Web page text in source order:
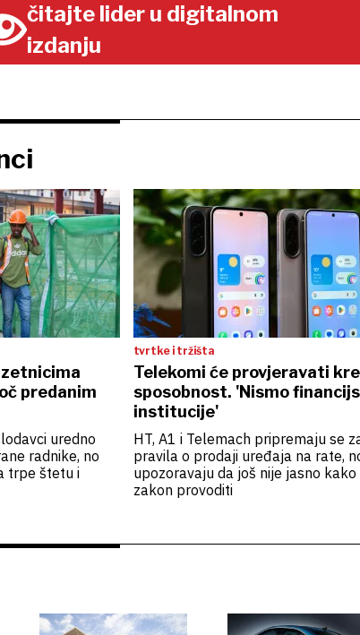
čitajte lider u digitalnom
izdanju
predanim
uredno
radnike, no
trpe štetu i
tvrtke i tržišta
Telekomi će provjeravati
sposobnost. 'Nismo
institucije'
HT, A1 i Telemach pripremaju se
pravila o prodaji uređaja na rate,
upozoravaju da još nije jasno kako
zakon provoditi